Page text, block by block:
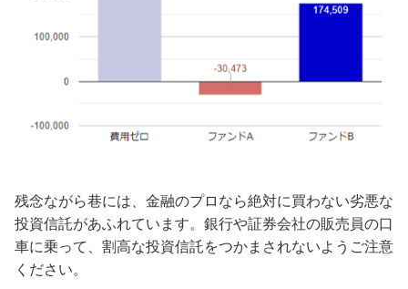
残念ながら巷には、金融のプロなら絶対に買わない劣悪な
投資信託があふれています。銀行や証券会社の販売員の口
車に乗って、割高な投資信託をつかまされないようご注意
ください。